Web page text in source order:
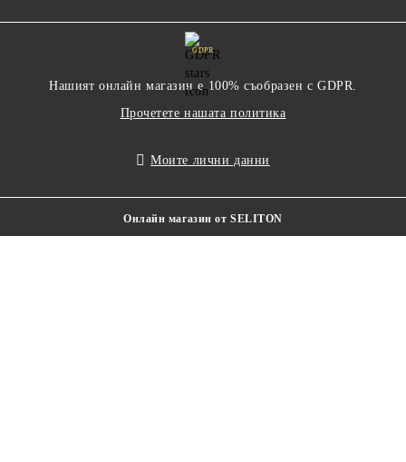
GDPR
Нашият онлайн магазин е 100% съобразен с GDPR.
Прочетете нашата политика
Моите лични данни
Онлайн магазин от SELITON